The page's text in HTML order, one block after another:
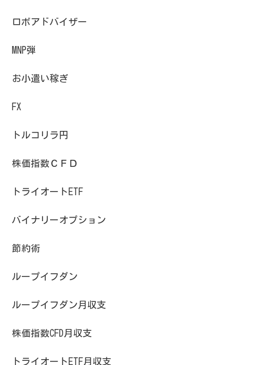
ロボアドバイザー
MNP弾
お小遣い稼ぎ
FX
トルコリラ円
株価指数ＣＦＤ
トライオートETF
バイナリーオプション
節約術
ループイフダン
ループイフダン月収支
株価指数CFD月収支
トライオートETF月収支